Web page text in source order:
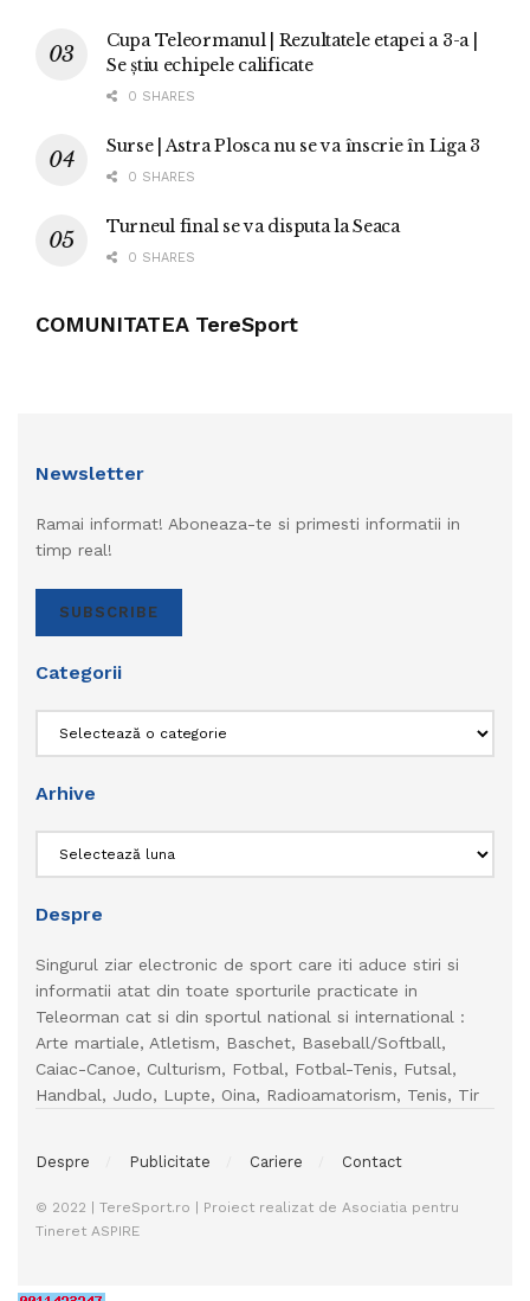
Cupa Teleormanul | Rezultatele etapei a 3-a |
Se știu echipele calificate
0 SHARES
Surse | Astra Plosca nu se va înscrie în Liga 3
0 SHARES
Turneul final se va disputa la Seaca
0 SHARES
COMUNITATEA TereSport
Newsletter
Ramai informat! Aboneaza-te si primesti informatii in
timp real!
SUBSCRIBE
Categorii
Arhive
Despre
Singurul ziar electronic de sport care iti aduce stiri si
informatii atat din toate sporturile practicate in
Teleorman cat si din sportul national si international :
Arte martiale, Atletism, Baschet, Baseball/Softball,
Caiac-Canoe, Culturism, Fotbal, Fotbal-Tenis, Futsal,
Handbal, Judo, Lupte, Oina, Radioamatorism, Tenis, Tir
Despre Publicitate Cariere Contact
© 2022 | TereSport.ro | Proiect realizat de Asociatia pentru
Tineret ASPIRE